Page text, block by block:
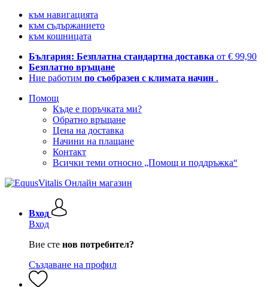
към навигацията
към съдържанието
към кошницата
България: Безплатна стандартна доставка от € 99,90
Безплатно връщане
Ние работим по съобразен с климата начин .
Помощ
Къде е поръчката ми?
Обратно връщане
Цена на доставка
Начини на плащане
Контакт
Всички теми относно „Помощ и поддръжка“
Вход
Вход
Вие сте нов потребител?
Създаване на профил